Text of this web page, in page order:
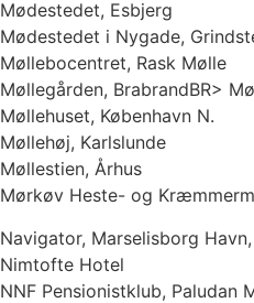
Mødestedet, Esbjerg
Mødestedet i Nygade,
Møllebocentret, Rask Mølle
Møllegården, BrabrandBR>
Møllehuset, København N.
Møllehøj, Karlslunde
Møllestien, Århus
Mørkøv Heste- og
Navigator, Marselisborg
Nimtofte Hotel
NNF Pensionistklub, Paludan